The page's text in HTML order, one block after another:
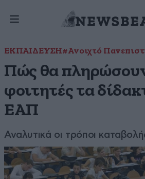
ΕΚΠΑΙΔΕΥΣΗ#Ανοιχτό
Πώς θα πληρώσουν
φοιτητές τα
ΕΑΠ
Αναλυτικά οι τρόποι